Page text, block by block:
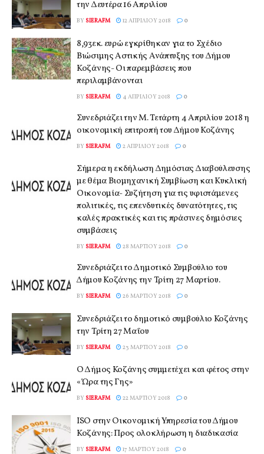
την Δευτέρα 16 Απριλίου
BY SIERAFM 12 ΑΠΡΙΛΊΟΥ 2018 0
8,93εκ. ευρώ εγκρίθηκαν για το Σχέδιο
Βιώσιμης Αστικής Ανάπτυξης του Δήμου
Κοζάνης- Οι παρεμβάσεις που
περιλαμβάνονται
BY SIERAFM 4 ΑΠΡΙΛΊΟΥ 2018 0
Συνεδριάζει την Μ. Τετάρτη 4 Απριλίου 2018 η
οικονομική επιτροπή του Δήμου Κοζάνης
BY SIERAFM 2 ΑΠΡΙΛΊΟΥ 2018 0
Σήμερα η εκδήλωση Δημόσιας Διαβούλευσης
με θέμα Βιομηχανική Συμβίωση και Κυκλική
Οικονομία- Συζήτηση για τις υφιστάμενες
πολιτικές, τις επενδυτικές δυνατότητες, τις
καλές πρακτικές και τις πράσινες δημόσιες
συμβάσεις
BY SIERAFM 28 ΜΑΡΤΊΟΥ 2018 0
Συνεδριάζει το Δημοτικό Συμβούλιο του
Δήμου Κοζάνης την Τρίτη 27 Μαρτίου.
BY SIERAFM 26 ΜΑΡΤΊΟΥ 2018 0
Συνεδριάζει το δημοτικό συμβούλιο Κοζάνης
την Τρίτη 27 Μαΐου
BY SIERAFM 23 ΜΑΡΤΊΟΥ 2018 0
Ο Δήμος Κοζάνης συμμετέχει και φέτος στην
«Ώρα της Γης»
BY SIERAFM 22 ΜΑΡΤΊΟΥ 2018 0
ISO στην Οικονομική Υπηρεσία του Δήμου
Κοζάνης: Προς ολοκλήρωση η διαδικασία
BY SIERAFM 17 ΜΑΡΤΊΟΥ 2018 0